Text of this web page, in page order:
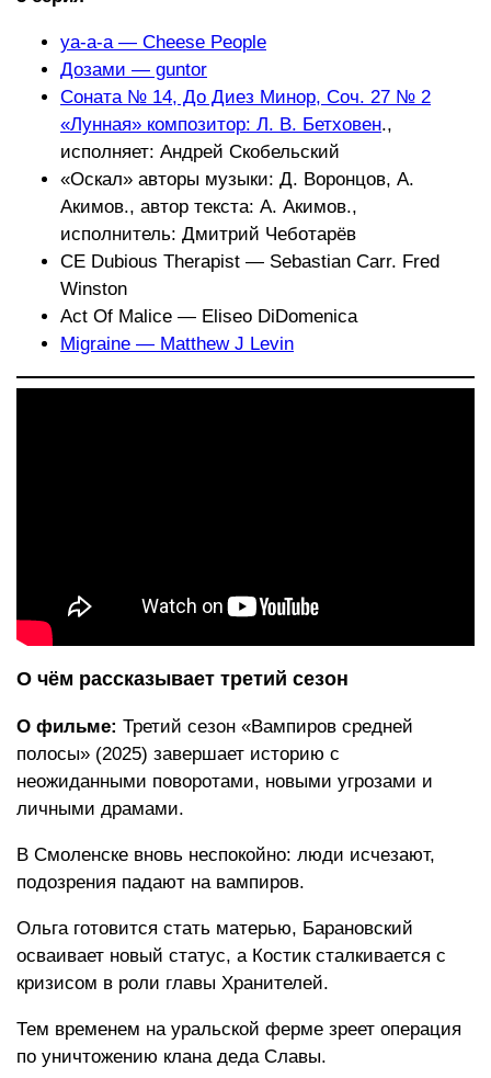
ya-a-a — Cheese People
Дозами — guntor
Соната № 14, До Диез Минор, Соч. 27 № 2
«Лунная» композитор: Л. В. Бетховен.,
исполняет: Андрей Скобельский
«Оскал» авторы музыки: Д. Воронцов, А.
Акимов., автор текста: А. Акимов.,
исполнитель: Дмитрий Чеботарёв
CE Dubious Therapist — Sebastian Carr. Fred
Winston
Act Of Malice — Eliseo DiDomenica
Migraine — Matthew J Levin
О чём рассказывает третий сезон
О фильме: Третий сезон «Вампиров средней
полосы» (2025) завершает историю с
неожиданными поворотами, новыми угрозами и
личными драмами.
В Смоленске вновь неспокойно: люди исчезают,
подозрения падают на вампиров.
Ольга готовится стать матерью, Барановский
осваивает новый статус, а Костик сталкивается с
кризисом в роли главы Хранителей.
Тем временем на уральской ферме зреет операция
по уничтожению клана деда Славы.